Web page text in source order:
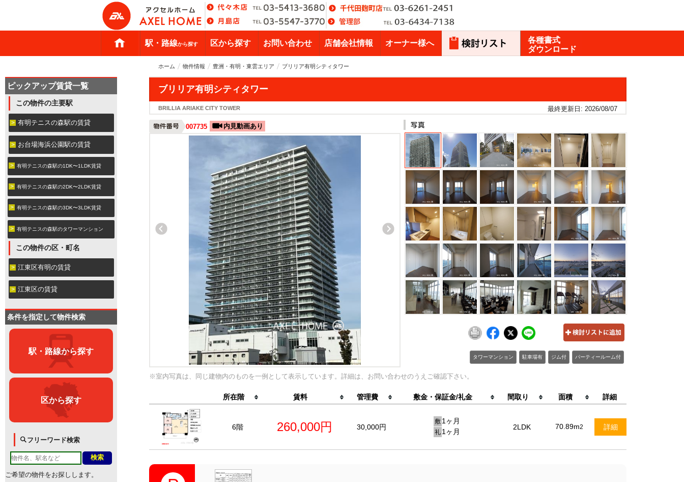
駅・路線から探す 区から探す お問い合わせ 店舗会社情報 オーナー様へ
各種書式
ダウンロード
ホーム 物件情報 豊洲・有明・東雲エリア ブリリア有明シティタワー
ブリリア有明シティタワー
BRILLIA ARIAKE CITY TOWER 最終更新日: 2026/08/07
007735 内見動画あり
タワーマンション 駐車場有 ジム付 パーティールーム付
※室内写真は、同じ建物内のものを一例として表示しています。詳細は、お問い合わせのうえご確認下さい。
所在階 賃料 管理費 敷金・保証金/礼金 間取り 面積 詳細
6階 260,000円 30,000円
敷 1ヶ月
礼 1ヶ月
2LDK 70.89m2 詳細
ピックアップ賃貸一覧
この物件の主要駅
有明テニスの森駅の賃貸
お台場海浜公園駅の賃貸
有明テニスの森駅の1DK〜1LDK賃貸
有明テニスの森駅の2DK〜2LDK賃貸
有明テニスの森駅の3DK〜3LDK賃貸
有明テニスの森駅のタワーマンション
この物件の区・町名
江東区有明の賃貸
江東区の賃貸
条件を指定して物件検索
駅・路線から探す
区から探す
フリーワード検索
ご希望の物件をお探しします。